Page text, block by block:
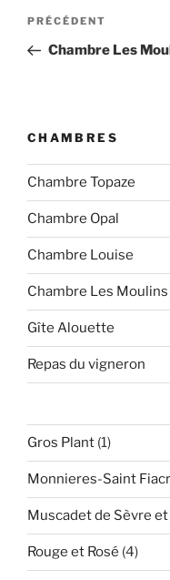
Navigation
l’article
Article
précédent
PRÉCÉDENT
Chambre Les
CHAMBRES
Chambre Topaze
Chambre Opal
Chambre Louise
Chambre Les Moulins
Gîte Alouette
Repas du vigneron
Gros Plant 11
produit
Monnieres-Saint
Muscadet de Sèvre
Rouge et Rosé 44